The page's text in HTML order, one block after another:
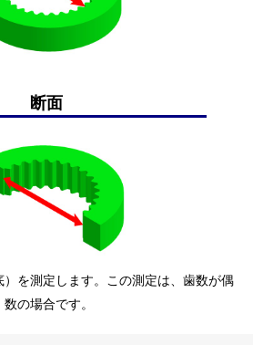
断面
を測定します。この測定は、歯数が偶
数の場合です。